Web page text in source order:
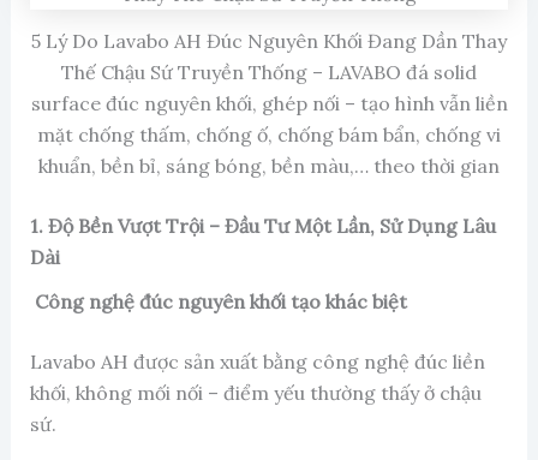
5 Lý Do Lavabo AH Đúc Nguyên Khối Đang Dần Thay
Thế Chậu Sứ Truyền Thống – LAVABO đá solid
surface đúc nguyên khối, ghép nối – tạo hình vẫn liền
mặt chống thấm, chống ố, chống bám bẩn, chống vi
khuẩn, bền bỉ, sáng bóng, bền màu,… theo thời gian
1. Độ Bền Vượt Trội – Đầu Tư Một Lần, Sử Dụng Lâu
Dài
Công nghệ đúc nguyên khối tạo khác biệt
Lavabo AH được sản xuất bằng công nghệ đúc liền
khối, không mối nối – điểm yếu thường thấy ở chậu
sứ.